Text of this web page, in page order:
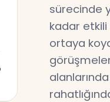
sürecinde
kadar
ortaya